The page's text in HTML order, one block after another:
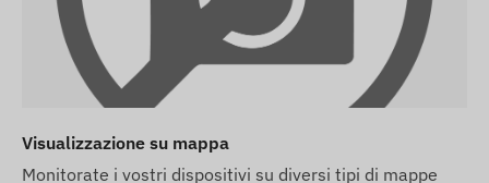
Se acquisti solo il dispositivo (senza
abbonamento software), lo consegniamo con le
impostazioni di fabbrica. Sarà tua cura
provvedere alla scheda SIM necessaria, alle sue
impostazioni e alla gestione della scheda
(ricarica, verifica annuale dei dati).
Visualizzazione su mappa
Monitorate i vostri dispositivi su diversi tipi di mappe